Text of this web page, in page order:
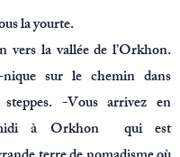
la yourte.
vers la vallée de l’Orkhon.
nique sur le chemin dans
steppes. -Vous arrivez en
midi à Orkhon qui est